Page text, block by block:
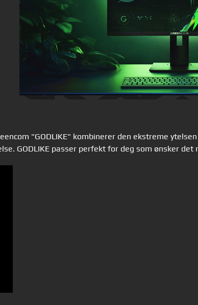
"GODLIKE" kombinerer den ekstreme
GODLIKE passer perfekt for deg som ønsker det